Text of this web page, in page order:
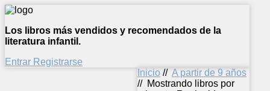
Los libros más vendidos y recomendados de la
literatura infantil.
Entrar Registrarse
Inicio // A partir de 9 años
// Mostrando libros por